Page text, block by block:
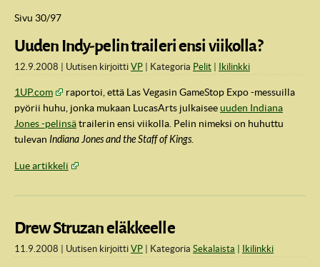
Sivu 30/97
Uuden Indy-pelin traileri ensi viikolla?
12.9.2008 Uutisen kirjoitti VP Kategoria Pelit Ikilinkki
1UP.com
raportoi, että Las Vegasin GameStop Expo -messuilla
pyörii huhu, jonka mukaan LucasArts julkaiseeuuden Indiana
Jones -pelinsätrailerin ensi viikolla. Pelin nimeksi on huhuttu
tulevan Indiana Jones and the Staff of Kings
Lue artikkeli
Drew Struzan eläkkeelle
11.9.2008 Uutisen kirjoitti VP Kategoria Sekalaista Ikilinkki